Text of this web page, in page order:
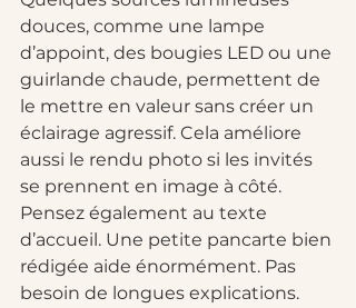
douces, comme une lampe
d’appoint, des bougies LED ou une
guirlande chaude, permettent de
le mettre en valeur sans créer un
éclairage agressif. Cela améliore
aussi le rendu photo si les invités
se prennent en image à côté.
Pensez également au texte
d’accueil. Une petite pancarte bien
rédigée aide énormément. Pas
besoin de longues explications.